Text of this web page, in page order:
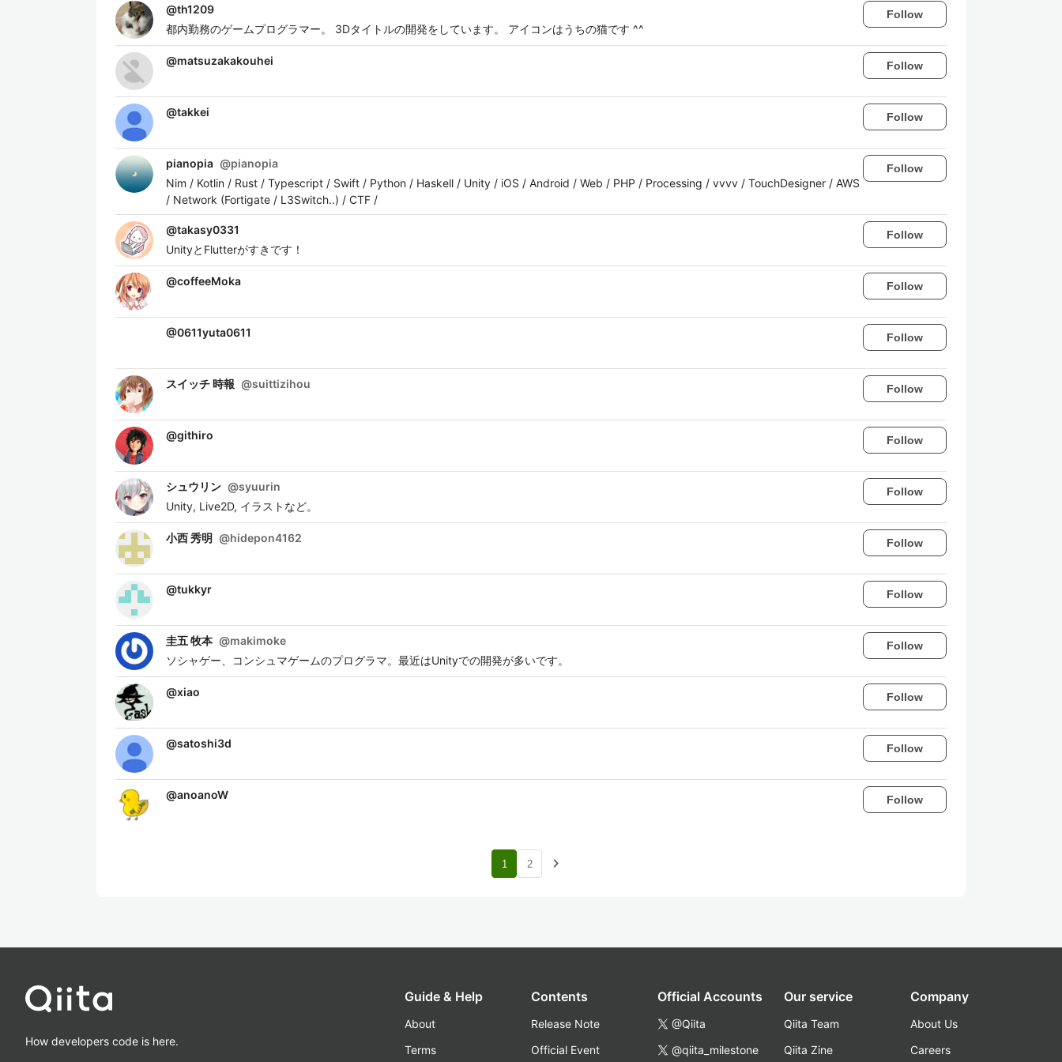
@th1209
都内勤務のゲームプログラマー。 3Dタイトルの開発をしています。 アイコンはうちの猫です ^^
Follow
@matsuzakakouhei Follow
@takkei Follow
pianopia @pianopia
Nim / Kotlin / Rust / Typescript / Swift / Python / Haskell / Unity / iOS / Android / Web / PHP / Processing / vvvv / TouchDesigner / AWS
/ Network (Fortigate / L3Switch..) / CTF /
Follow
@takasy0331
UnityとFlutterがすきです！
Follow
@coffeeMoka Follow
@0611yuta0611 Follow
スイッチ 時報 @suittizihou Follow
@githiro Follow
シュウリン @syuurin
Unity, Live2D, イラストなど。
Follow
小西 秀明 @hidepon4162 Follow
@tukkyr Follow
圭五 牧本 @makimoke
ソシャゲー、コンシュマゲームのプログラマ。最近はUnityでの開発が多いです。
Follow
@xiao Follow
@satoshi3d Follow
@anoanoW Follow
1 2 navigate_next
How developers code is here.
Guide & Help
About
Terms
Contents
Release Note
Official Event
Official Accounts
@Qiita
@qiita_milestone
Our service
Qiita Team
Qiita Zine
Company
About Us
Careers